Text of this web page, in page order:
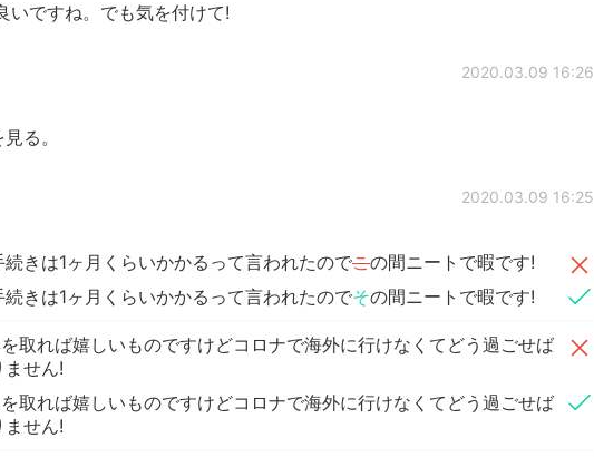
いですね。でも気を付けて!
2020.03.09 16:26
る。
2020.03.09 16:25
きは1ヶ月くらいかかるって言われたのでこの間ニートで暇です!
きは1ヶ月くらいかかるって言われたのでその間ニートで暇です!
取れば嬉しいものですけどコロナで海外に行けなくてどう過ごせば
せん!
取れば嬉しいものですけどコロナで海外に行けなくてどう過ごせば
せん!